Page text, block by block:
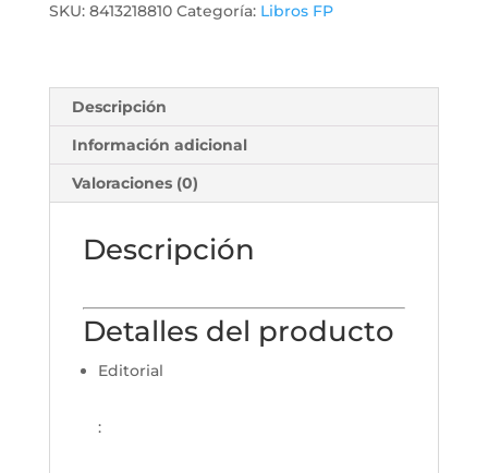
SKU: 8413218810 Categoría: Libros FP
Descripción
Información adicional
Valoraciones (0)
Descripción
Detalles del producto
Editorial
: